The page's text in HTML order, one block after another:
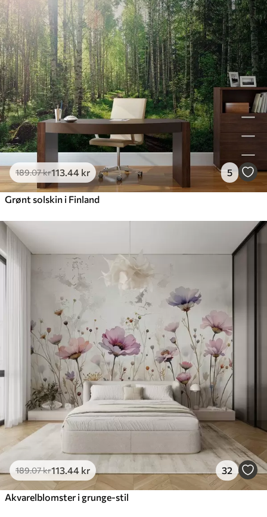
189.07kr113 .44 kr 5
Grønt solskin i Finland
189.07kr113 .44 kr 32
Akvarelblomster i grunge-stil